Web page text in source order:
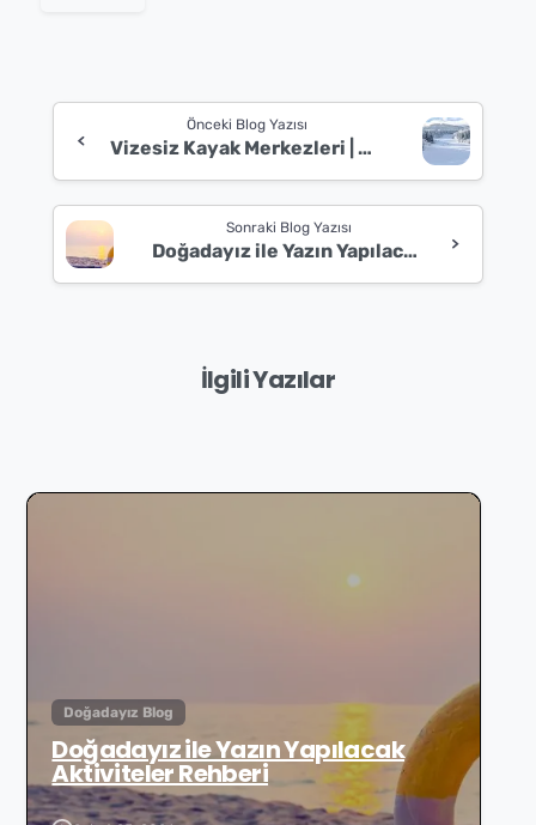
Continue
Reading
Önceki Blog Yazısı
Vizesiz Kayak Merkezleri | Vize İstemeyen Kayak Rotaları
Sonraki Blog Yazısı
Doğadayız ile Yazın Yapılacak Aktiviteler Rehberi
İlgili Yazılar
Doğadayız Blog
Doğadayız ile Yazın Yapılacak
Aktiviteler Rehberi